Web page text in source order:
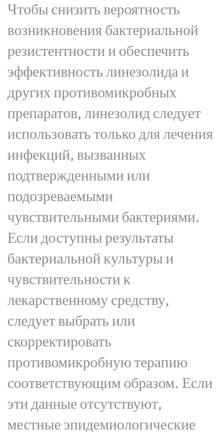
Чтобы снизить вероятность
возникновения бактериальной
резистентности и обеспечить
эффективность линезолида и
других противомикробных
препаратов, линезолид следует
использовать только для лечения
инфекций, вызванных
подтвержденными или
подозреваемыми
чувствительными бактериями.
Если доступны результаты
бактериальной культуры и
чувствительности к
лекарственному средству,
следует выбрать или
скорректировать
противомикробную терапию
соответствующим образом. Если
эти данные отсутствуют,
местные эпидемиологические